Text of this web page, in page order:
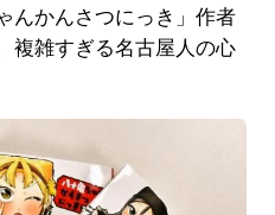
んかんさつにっき」作者
複雑すぎる名古屋人の心